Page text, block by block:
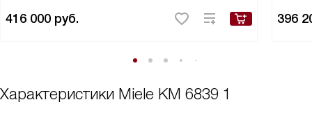
416 000 руб. 396
Характеристики Miele KM 6839 1